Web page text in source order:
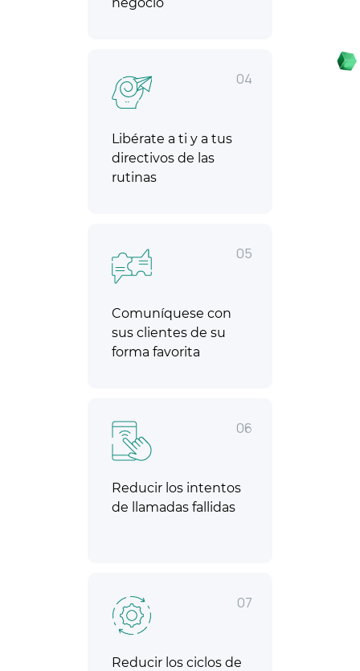
04
Libérate a ti y a tus
directivos de las
rutinas
05
Comuníquese con
sus clientes de su
forma favorita
06
Reducir los intentos
de llamadas fallidas
07
Reducir los ciclos de